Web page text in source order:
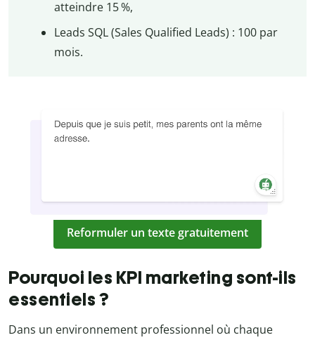
atteindre 15 %,
Leads SQL (Sales Qualified Leads) : 100 par
mois.
Reformuler un texte gratuitement
Pourquoi les KPI marketing sont-ils
essentiels ?
Dans un environnement professionnel où chaque